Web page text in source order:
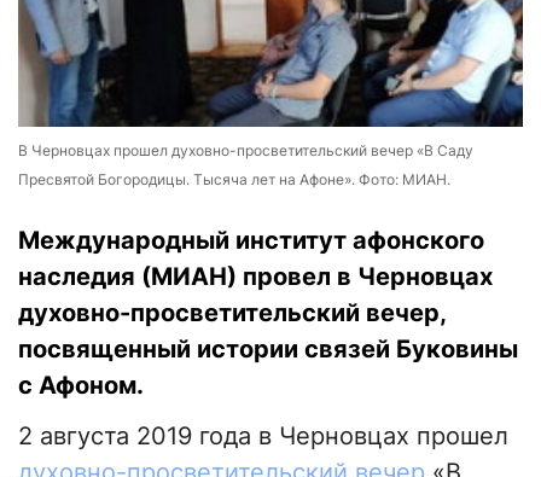
В Черновцах прошел духовно-просветительский вечер «В Саду
Пресвятой Богородицы. Тысяча лет на Афоне». Фото: МИАН.
Международный институт афонского
наследия (МИАН) провел в Черновцах
духовно-просветительский вечер,
посвященный истории связей Буковины
с Афоном.
2 августа 2019 года в Черновцах прошел